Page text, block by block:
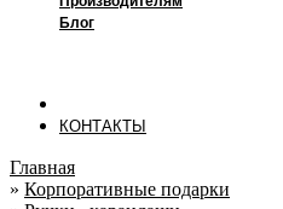
Блог
КОНТАКТЫ
Главная
» Корпоративные подарки